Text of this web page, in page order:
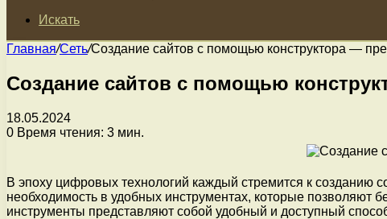
Искать
Главная/Сеть/Создание сайтов с помощью конструктора —
Создание сайтов с помощью
18.05.2024
0 Время чтения: 3 мин.
В эпоху цифровых технологий каждый стремится к созданию
необходимость в удобных инструментах, которые позволяют
инструменты представляют собой удобный и доступный